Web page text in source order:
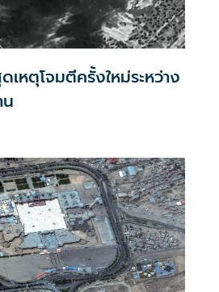
เหตุโจมตีครั้งใหม่ระหว่าง